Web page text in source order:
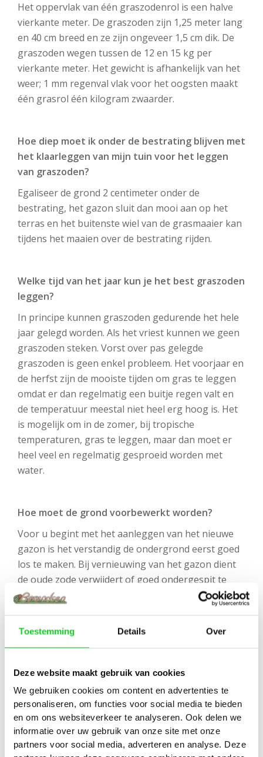
Toestemming Details Over
Deze website maakt gebruik van cookies
We gebruiken cookies om content en advertenties te
personaliseren, om functies voor social media te bieden
en om ons websiteverkeer te analyseren. Ook delen we
informatie over uw gebruik van onze site met onze
partners voor social media, adverteren en analyse. Deze
Het oppervlak van één graszodenrol is een halve
vierkante meter. De graszoden zijn 1,25 meter lang
en 40 cm breed en ze zijn ongeveer 1,5 cm dik. De
graszoden wegen tussen de 12 en 15 kg per
vierkante meter. Het gewicht is afhankelijk van het
weer; 1 mm regenval vlak voor het oogsten maakt
één grasrol één kilogram zwaarder.
Hoe diep moet ik onder de bestrating blijven met
het klaarleggen van mijn tuin voor het leggen
van graszoden?
Egaliseer de grond 2 centimeter onder de
bestrating, het gazon sluit dan mooi aan op het
terras en het buitenste wiel van de grasmaaier kan
tijdens het maaien over de bestrating rijden.
Welke tijd van het jaar kun je het best graszoden
leggen?
In principe kunnen graszoden gedurende het hele
jaar gelegd worden. Als het vriest kunnen we geen
graszoden steken. Vorst over pas gelegde
graszoden is geen enkel probleem. Het voorjaar en
de herfst zijn de mooiste tijden om gras te leggen
omdat er dan regelmatig een buitje regen valt en
de temperatuur meestal niet heel erg hoog is. Het
is mogelijk om in de zomer, bij tropische
temperaturen, gras te leggen, maar dan moet er
heel veel en regelmatig gesproeid worden met
water.
Hoe moet de grond voorbewerkt worden?
Voor u begint met het aanleggen van het nieuwe
gazon is het verstandig de ondergrond eerst goed
los te maken. Bij vernieuwing van het gazon dient
de oude zode verwijdert of goed ondergespit te
worden. Ook kunt u het oude gazon frezen.
verbeteren door er een laagje wormenhumus over
heen te strooien. Bij een goed bemeste en
wormenhumus per 25 vierkante meter. Wilt u uw
tuin goed aanpakken? Dan adviseren wij 1 kuub
(1000 liter) wormenhumus per 100 vierkante meter,
dit dient u goed door de bovenste 10 cm van de
ondergrond te mengen.